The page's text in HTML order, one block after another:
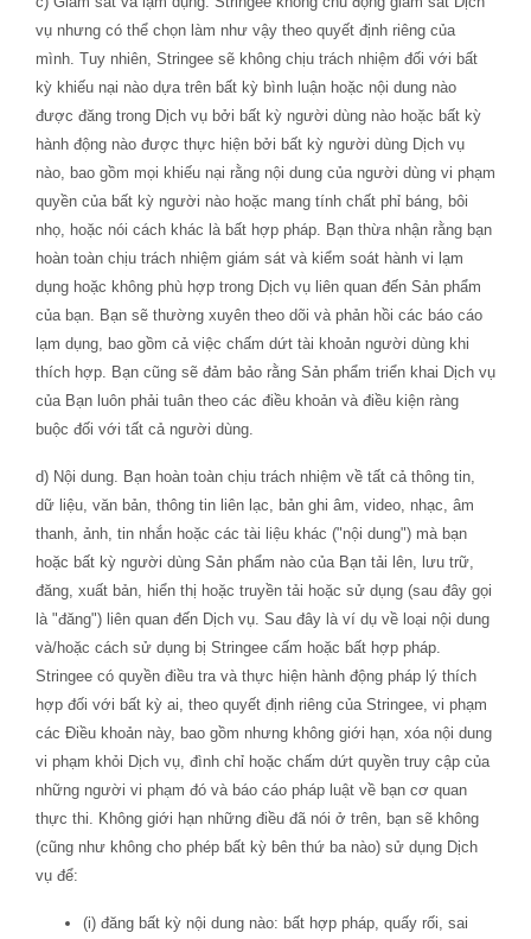
vụ nhưng có thể chọn làm như vậy theo quyết định riêng của
mình. Tuy nhiên, Stringee sẽ không chịu trách nhiệm đối với bất
kỳ khiếu nại nào dựa trên bất kỳ bình luận hoặc nội dung nào
được đăng trong Dịch vụ bởi bất kỳ người dùng nào hoặc bất kỳ
hành động nào được thực hiện bởi bất kỳ người dùng Dịch vụ
nào, bao gồm mọi khiếu nại rằng nội dung của người dùng vi phạm
quyền của bất kỳ người nào hoặc mang tính chất phỉ báng, bôi
nhọ, hoặc nói cách khác là bất hợp pháp. Bạn thừa nhận rằng bạn
hoàn toàn chịu trách nhiệm giám sát và kiểm soát hành vi lạm
dụng hoặc không phù hợp trong Dịch vụ liên quan đến Sản phẩm
của bạn. Bạn sẽ thường xuyên theo dõi và phản hồi các báo cáo
lạm dụng, bao gồm cả việc chấm dứt tài khoản người dùng khi
thích hợp. Bạn cũng sẽ đảm bảo rằng Sản phẩm triển khai Dịch vụ
của Bạn luôn phải tuân theo các điều khoản và điều kiện ràng
buộc đối với tất cả người dùng.
d) Nội dung. Bạn hoàn toàn chịu trách nhiệm về tất cả thông tin,
dữ liệu, văn bản, thông tin liên lạc, bản ghi âm, video, nhạc, âm
thanh, ảnh, tin nhắn hoặc các tài liệu khác ("nội dung") mà bạn
hoặc bất kỳ người dùng Sản phẩm nào của Bạn tải lên, lưu trữ,
đăng, xuất bản, hiển thị hoặc truyền tải hoặc sử dụng (sau đây gọi
là "đăng") liên quan đến Dịch vụ. Sau đây là ví dụ về loại nội dung
và/hoặc cách sử dụng bị Stringee cấm hoặc bất hợp pháp.
Stringee có quyền điều tra và thực hiện hành động pháp lý thích
hợp đối với bất kỳ ai, theo quyết định riêng của Stringee, vi phạm
các Điều khoản này, bao gồm nhưng không giới hạn, xóa nội dung
vi phạm khỏi Dịch vụ, đình chỉ hoặc chấm dứt quyền truy cập của
những người vi phạm đó và báo cáo pháp luật về bạn cơ quan
thực thi. Không giới hạn những điều đã nói ở trên, bạn sẽ không
(cũng như không cho phép bất kỳ bên thứ ba nào) sử dụng Dịch
vụ để:
(i) đăng bất kỳ nội dung nào: bất hợp pháp, quấy rối, sai